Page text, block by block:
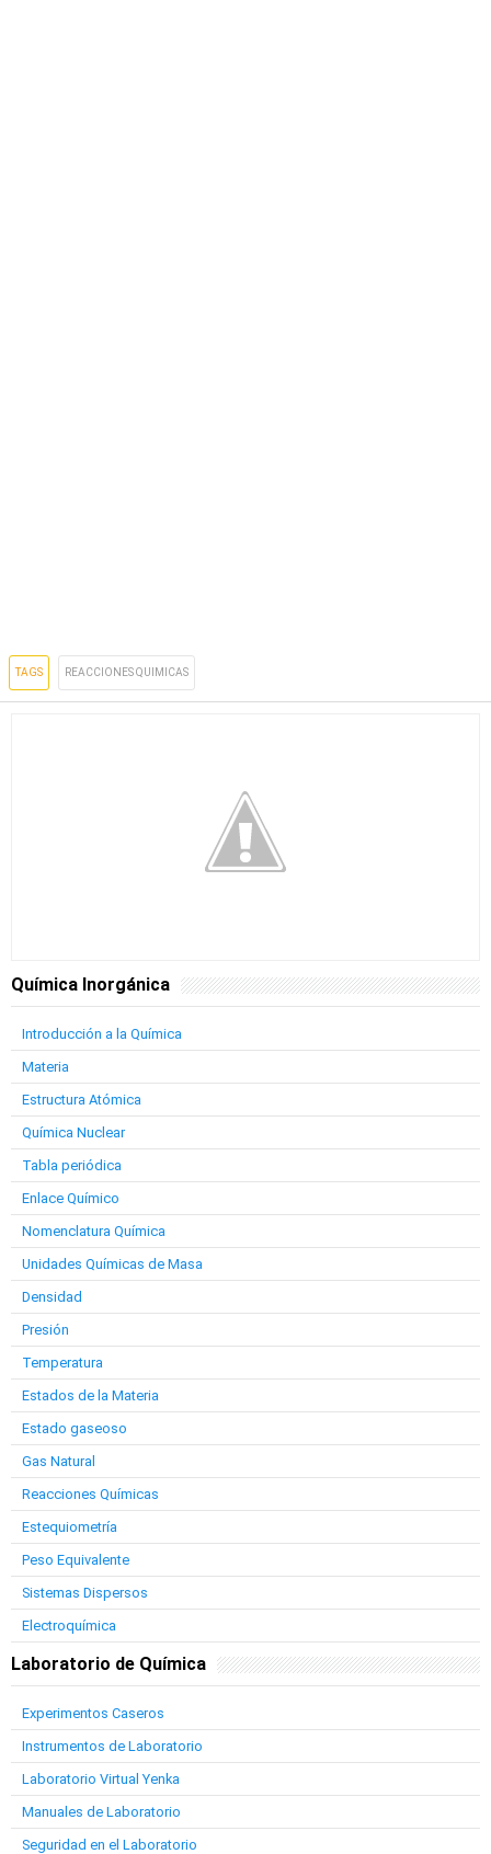
TAGS REACCIONES QUIMICAS
Química Inorgánica
Introducción a la Química
Materia
Estructura Atómica
Química Nuclear
Tabla periódica
Enlace Químico
Nomenclatura Química
Unidades Químicas de Masa
Densidad
Presión
Temperatura
Estados de la Materia
Estado gaseoso
Gas Natural
Reacciones Químicas
Estequiometría
Peso Equivalente
Sistemas Dispersos
Electroquímica
Laboratorio de Química
Experimentos Caseros
Instrumentos de Laboratorio
Laboratorio Virtual Yenka
Manuales de Laboratorio
Seguridad en el Laboratorio